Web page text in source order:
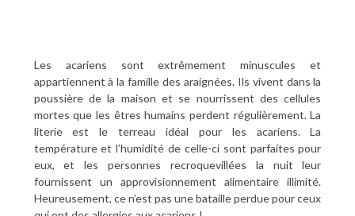
Les acariens sont extrêmement minuscules et
appartiennent à la famille des araignées. Ils vivent dans la
poussière de la maison et se nourrissent des cellules
mortes que les êtres humains perdent régulièrement. La
literie est le terreau idéal pour les acariens. La
température et l’humidité de celle-ci sont parfaites pour
eux, et les personnes recroquevillées la nuit leur
fournissent un approvisionnement alimentaire illimité.
Heureusement, ce n’est pas une bataille perdue pour ceux